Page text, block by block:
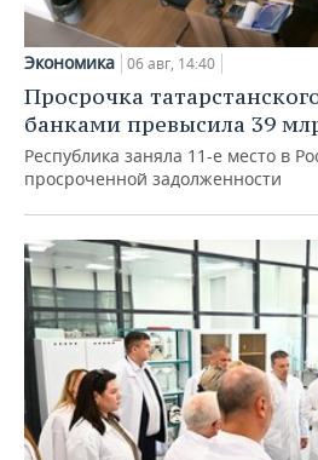
Экономика 06 авг, 14:40
Просрочка
банками превысила 39
Республика заняла 11-е место в
просроченной задолженности